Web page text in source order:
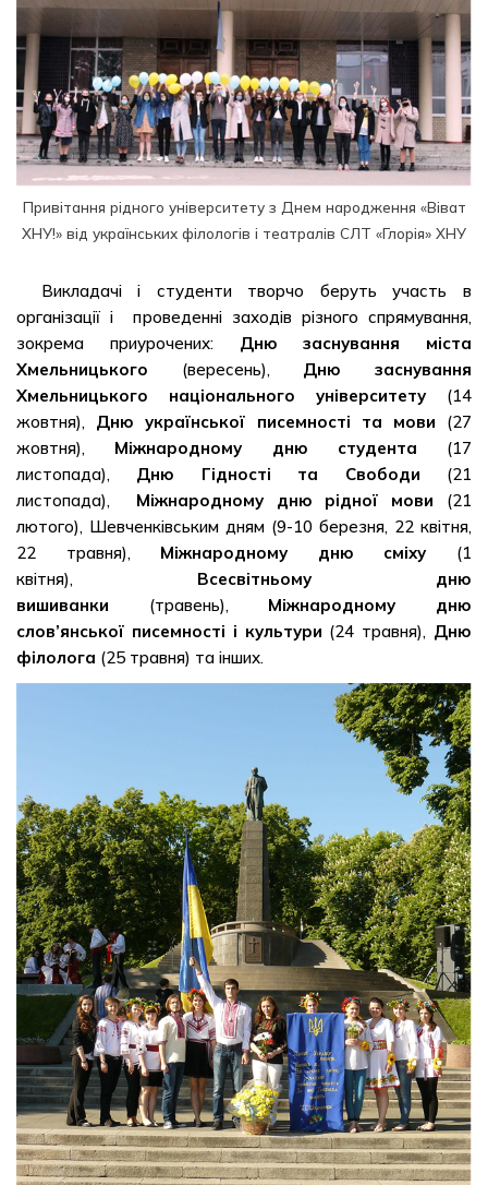
Привітання рідного університету з Днем народження «Віват
ХНУ!» від українських філологів і театралів СЛТ «Глорія» ХНУ
Викладачі і студенти творчо беруть участь в
організації і проведенні заходів різного спрямування,
зокрема приурочених: Дню заснування міста
Хмельницького (вересень), Дню заснування
Хмельницького національного університету (14
жовтня), Дню української писемності та мови (27
жовтня), Міжнародному дню студента (17
листопада), Дню Гідності та Свободи (21
листопада), Міжнародному дню рідної мови (21
лютого), Шевченківським дням (9-10 березня, 22 квітня,
22 травня), Міжнародному дню сміху (1
квітня), Всесвітньому дню
вишиванки (травень), Міжнародному дню
слов’янської писемності і культури (24 травня), Дню
філолога (25 травня) та інших.